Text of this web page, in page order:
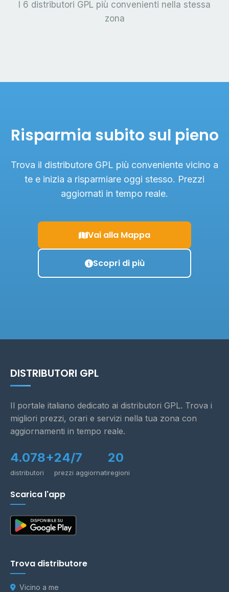
I 6 distributori GPL più convenienti nella stessa
zona
Risparmia subito sul pieno
Trova il distributore GPL più conveniente vicino a
te e inizia a risparmiare oggi stesso. Prezzi
aggiornati in tempo reale.
Vai alla Mappa
Scopri di più
DISTRIBUTORI GPL
Il portale italiano dedicato ai distributori GPL. Trova i
migliori prezzi, orari e servizi nella tua zona con
aggiornamenti in tempo reale.
4.078+
distributori
24/7
prezzi aggiornati
20
regioni
Scarica l'app
Trova distributore
Vicino a me